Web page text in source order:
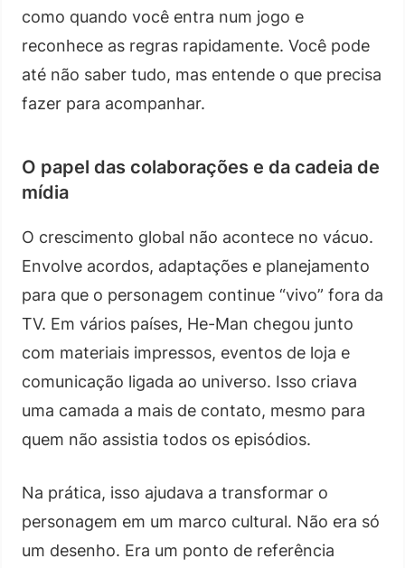
como quando você entra num jogo e
reconhece as regras rapidamente. Você pode
até não saber tudo, mas entende o que precisa
fazer para acompanhar.
O papel das colaborações e da cadeia de
mídia
O crescimento global não acontece no vácuo.
Envolve acordos, adaptações e planejamento
para que o personagem continue “vivo” fora da
TV. Em vários países, He-Man chegou junto
com materiais impressos, eventos de loja e
comunicação ligada ao universo. Isso criava
uma camada a mais de contato, mesmo para
quem não assistia todos os episódios.
Na prática, isso ajudava a transformar o
personagem em um marco cultural. Não era só
um desenho. Era um ponto de referência